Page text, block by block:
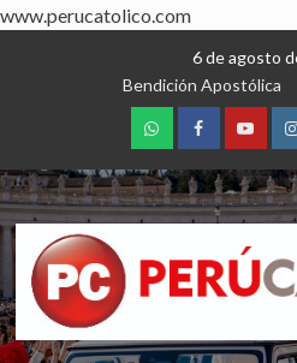
www.perucatolico.com
6 de agosto
Bendición Apostólica
WhatsAppFacebook